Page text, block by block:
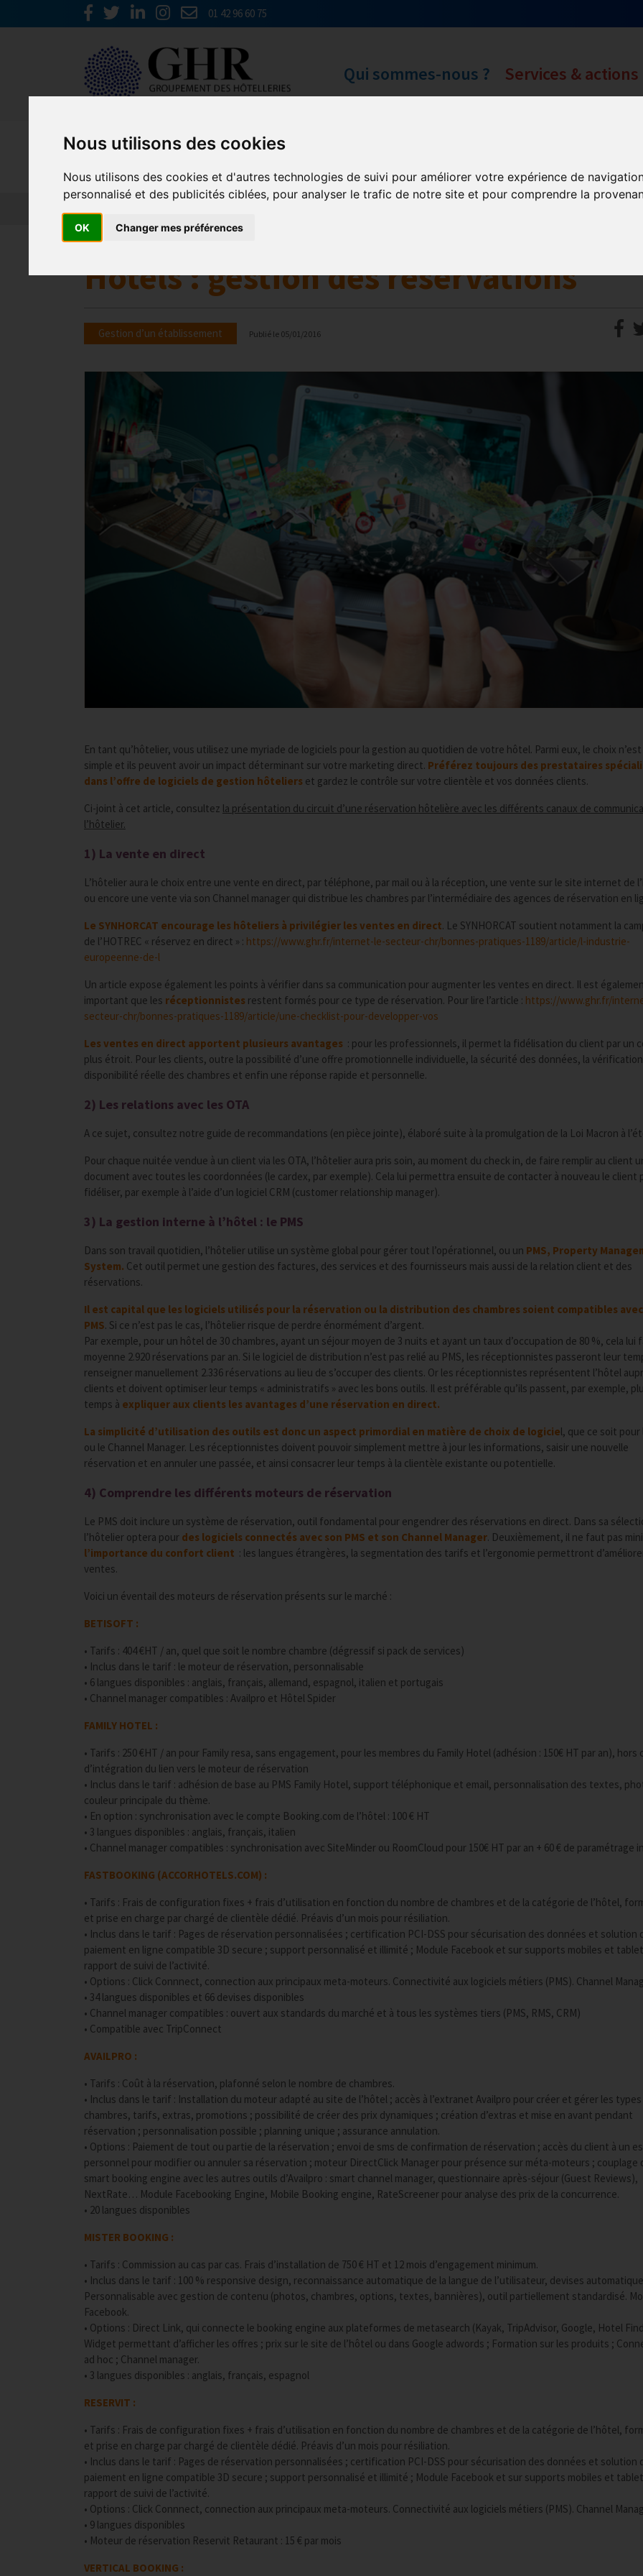
Nous utilisons des cookies
Nous utilisons des cookies et d'autres technologies de suivi pour améliorer votre expérience de
personnalisé et des publicités ciblées, pour analyser le trafic de notre site et pour comprendre la
OK Changer mes préférences
01 42 96 60 75
Qui sommes-nous ? Services & actions
Europe & Numérique
Hotels : gestion des réservations
Gestion d’un établissement Publié le 05/01/2016
En tant qu’hôtelier, vous utilisez une myriade de logiciels pour la gestion au quotidien de votre hôtel. Parmi eux, le choix n’est
simple et ils peuvent avoir un impact déterminant sur votre marketing direct. Préférez toujours des prestataires
dans l’offre de logiciels de gestion hôteliers et gardez le contrôle sur votre clientèle et vos données clients.
Ci-joint à cet article, consultez la présentation du circuit d’une réservation hôtelière avec les différents canaux de
l’hôtelier.
1) La vente en direct
L’hôtelier aura le choix entre une vente en direct, par téléphone, par mail ou à la réception, une vente sur le site internet de
ou encore une vente via son Channel manager qui distribue les chambres par l’intermédiaire des agences de réservation en
Le SYNHORCAT encourage les hôteliers à privilégier les ventes en direct. Le SYNHORCAT soutient notamment la
de l’HOTREC « réservez en direct » : https://www.ghr.fr/internet-le-secteur-chr/bonnes-pratiques-1189/article/l-industrie-
europeenne-de-l
Un article expose également les points à vérifier dans sa communication pour augmenter les ventes en direct. Il est
important que les réceptionnistes restent formés pour ce type de réservation. Pour lire l’article : https://www.ghr.fr/
secteur-chr/bonnes-pratiques-1189/article/une-checklist-pour-developper-vos
Les ventes en direct apportent plusieurs avantages : pour les professionnels, il permet la fidélisation du client par un
plus étroit. Pour les clients, outre la possibilité d’une offre promotionnelle individuelle, la sécurité des données, la
disponibilité réelle des chambres et enfin une réponse rapide et personnelle.
2) Les relations avec les OTA
A ce sujet, consultez notre guide de recommandations (en pièce jointe), élaboré suite à la promulgation de la Loi Macron à
Pour chaque nuitée vendue à un client via les OTA, l’hôtelier aura pris soin, au moment du check in, de faire remplir au client
document avec toutes les coordonnées (le cardex, par exemple). Cela lui permettra ensuite de contacter à nouveau le client
fidéliser, par exemple à l’aide d’un logiciel CRM (customer relationship manager).
3) La gestion interne à l’hôtel : le PMS
Dans son travail quotidien, l’hôtelier utilise un système global pour gérer tout l’opérationnel, ou un PMS, Property
System. Cet outil permet une gestion des factures, des services et des fournisseurs mais aussi de la relation client et des
réservations.
Il est capital que les logiciels utilisés pour la réservation ou la distribution des chambres soient compatibles
PMS. Si ce n’est pas le cas, l’hôtelier risque de perdre énormément d’argent.
Par exemple, pour un hôtel de 30 chambres, ayant un séjour moyen de 3 nuits et ayant un taux d’occupation de 80 %, cela lui
moyenne 2.920 réservations par an. Si le logiciel de distribution n’est pas relié au PMS, les réceptionnistes passeront leur
renseigner manuellement 2.336 réservations au lieu de s’occuper des clients. Or les réceptionnistes représentent l’hôtel
clients et doivent optimiser leur temps « administratifs » avec les bons outils. Il est préférable qu’ils passent, par exemple,
temps à expliquer aux clients les avantages d’une réservation en direct.
La simplicité d’utilisation des outils est donc un aspect primordial en matière de choix de logiciel, que ce soit pour
ou le Channel Manager. Les réceptionnistes doivent pouvoir simplement mettre à jour les informations, saisir une nouvelle
réservation et en annuler une passée, et ainsi consacrer leur temps à la clientèle existante ou potentielle.
4) Comprendre les différents moteurs de réservation
Le PMS doit inclure un système de réservation, outil fondamental pour engendrer des réservations en direct. Dans sa
l’hôtelier optera pour des logiciels connectés avec son PMS et son Channel Manager. Deuxièmement, il ne faut pas
l’importance du confort client : les langues étrangères, la segmentation des tarifs et l’ergonomie permettront
ventes.
Voici un éventail des moteurs de réservation présents sur le marché :
BETISOFT :
• Tarifs : 404 €HT / an, quel que soit le nombre chambre (dégressif si pack de services)
• Inclus dans le tarif : le moteur de réservation, personnalisable
• 6 langues disponibles : anglais, français, allemand, espagnol, italien et portugais
• Channel manager compatibles : Availpro et Hôtel Spider
FAMILY HOTEL :
• Tarifs : 250 €HT / an pour Family resa, sans engagement, pour les membres du Family Hotel (adhésion : 150€ HT par an), hors
d’intégration du lien vers le moteur de réservation
• Inclus dans le tarif : adhésion de base au PMS Family Hotel, support téléphonique et email, personnalisation des textes,
couleur principale du thème.
• En option : synchronisation avec le compte Booking.com de l’hôtel : 100 € HT
• 3 langues disponibles : anglais, français, italien
• Channel manager compatibles : synchronisation avec SiteMinder ou RoomCloud pour 150€ HT par an + 60 € de paramétrage
FASTBOOKING (ACCORHOTELS.COM) :
• Tarifs : Frais de configuration fixes + frais d’utilisation en fonction du nombre de chambres et de la catégorie de l’hôtel,
et prise en charge par chargé de clientèle dédié. Préavis d’un mois pour résiliation.
• Inclus dans le tarif : Pages de réservation personnalisées ; certification PCI-DSS pour sécurisation des données et solution
paiement en ligne compatible 3D secure ; support personnalisé et illimité ; Module Facebook et sur supports mobiles et
rapport de suivi de l’activité.
• Options : Click Connnect, connection aux principaux meta-moteurs. Connectivité aux logiciels métiers (PMS). Channel
• 34 langues disponibles et 66 devises disponibles
• Channel manager compatibles : ouvert aux standards du marché et à tous les systèmes tiers (PMS, RMS, CRM)
• Compatible avec TripConnect
AVAILPRO :
• Tarifs : Coût à la réservation, plafonné selon le nombre de chambres.
• Inclus dans le tarif : Installation du moteur adapté au site de l’hôtel ; accès à l’extranet Availpro pour créer et gérer les
chambres, tarifs, extras, promotions ; possibilité de créer des prix dynamiques ; création d’extras et mise en avant pendant
réservation ; personnalisation possible ; planning unique ; assurance annulation.
• Options : Paiement de tout ou partie de la réservation ; envoi de sms de confirmation de réservation ; accès du client à un
personnel pour modifier ou annuler sa réservation ; moteur DirectClick Manager pour présence sur méta-moteurs ; couplage
smart booking engine avec les autres outils d’Availpro : smart channel manager, questionnaire après-séjour (Guest Reviews),
NextRate… Module Facebooking Engine, Mobile Booking engine, RateScreener pour analyse des prix de la concurrence.
• 20 langues disponibles
MISTER BOOKING :
• Tarifs : Commission au cas par cas. Frais d’installation de 750 € HT et 12 mois d’engagement minimum.
• Inclus dans le tarif : 100 % responsive design, reconnaissance automatique de la langue de l’utilisateur, devises
Personnalisable avec gestion de contenu (photos, chambres, options, textes, bannières), outil partiellement standardisé.
Facebook.
• Options : Direct Link, qui connecte le booking engine aux plateformes de metasearch (Kayak, TripAdvisor, Google, Hotel
Widget permettant d’afficher les offres ; prix sur le site de l’hôtel ou dans Google adwords ; Formation sur les produits ;
ad hoc ; Channel manager.
• 3 langues disponibles : anglais, français, espagnol
RESERVIT :
• Tarifs : Frais de configuration fixes + frais d’utilisation en fonction du nombre de chambres et de la catégorie de l’hôtel,
et prise en charge par chargé de clientèle dédié. Préavis d’un mois pour résiliation.
• Inclus dans le tarif : Pages de réservation personnalisées ; certification PCI-DSS pour sécurisation des données et solution
paiement en ligne compatible 3D secure ; support personnalisé et illimité ; Module Facebook et sur supports mobiles et
rapport de suivi de l’activité.
• Options : Click Connnect, connection aux principaux meta-moteurs. Connectivité aux logiciels métiers (PMS). Channel
• 9 langues disponibles
• Moteur de réservation Reservit Retaurant : 15 € par mois
VERTICAL BOOKING :